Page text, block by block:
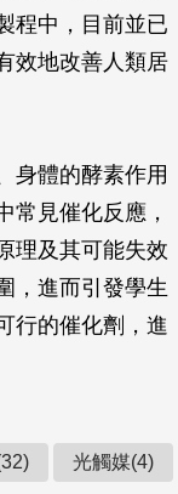
程中，目前並已
效地改善人類居
身體的酵素作用
常見催化反應，
理及其可能失效
，進而引發學生
行的催化劑，進
光觸媒(4)